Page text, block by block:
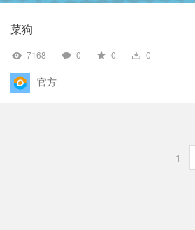
菜狗
7168 0 0 0
官方
1